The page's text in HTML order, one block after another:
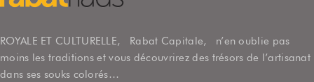
ROYALE ET CULTURELLE, Rabat Capitale, n’en oublie pas
moins les traditions et vous découvrirez des trésors de l’artisanat
dans ses souks colorés…